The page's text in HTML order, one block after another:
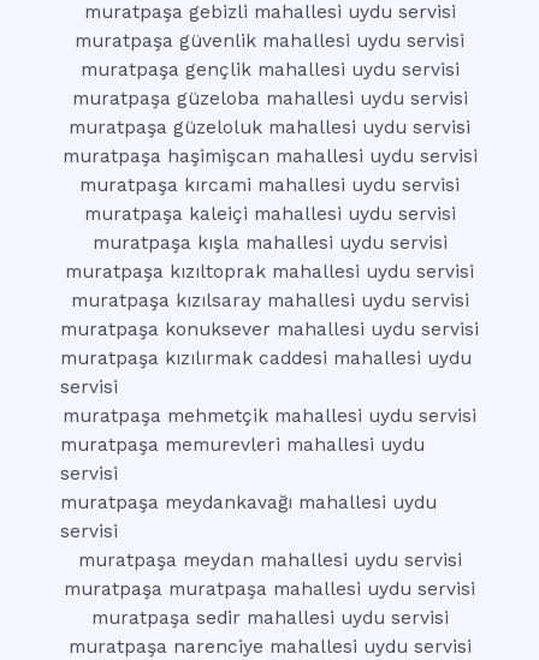
muratpaşa gebizli mahallesi uydu servisi
muratpaşa güvenlik mahallesi uydu servisi
muratpaşa gençlik mahallesi uydu servisi
muratpaşa güzeloba mahallesi uydu servisi
muratpaşa güzeloluk mahallesi uydu servisi
muratpaşa haşimişcan mahallesi uydu servisi
muratpaşa kırcami mahallesi uydu servisi
muratpaşa kaleiçi mahallesi uydu servisi
muratpaşa kışla mahallesi uydu servisi
muratpaşa kızıltoprak mahallesi uydu servisi
muratpaşa kızılsaray mahallesi uydu servisi
muratpaşa konuksever mahallesi uydu servisi
muratpaşa kızılırmak caddesi mahallesi uydu
servisi
muratpaşa mehmetçik mahallesi uydu servisi
muratpaşa memurevleri mahallesi uydu
servisi
muratpaşa meydankavağı mahallesi uydu
servisi
muratpaşa meydan mahallesi uydu servisi
muratpaşa muratpaşa mahallesi uydu servisi
muratpaşa sedir mahallesi uydu servisi
muratpaşa narenciye mahallesi uydu servisi